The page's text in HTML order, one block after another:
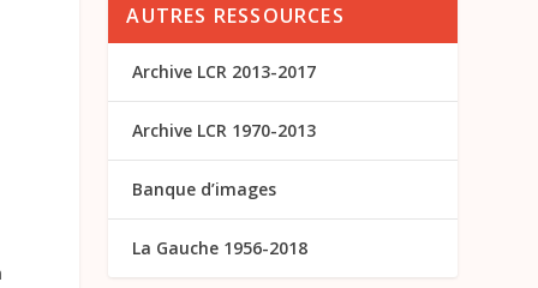
AUTRES RESSOURCES
Archive LCR 2013-2017
Archive LCR 1970-2013
Banque d’images
La Gauche 1956-2018